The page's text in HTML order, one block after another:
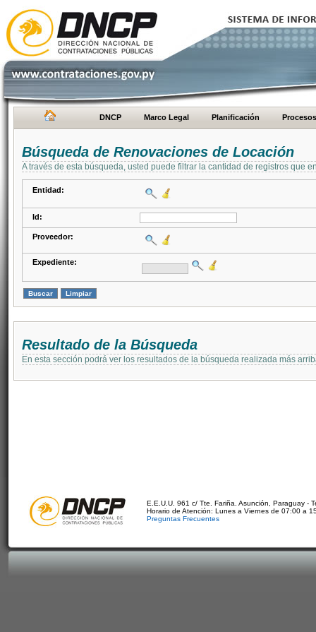
DNCP Marco Legal Planificación Procesos
Búsqueda de Renovaciones de Locación
A través de esta búsqueda, usted puede filtrar la cantidad de registros que
Entidad:
Id:
Proveedor:
Expediente:
Resultado de la Búsqueda
En esta sección podrá ver los resultados de la búsqueda realizada más
E.E.U.U. 961 c/ Tte. Fariña. Asunción, Paraguay -
Horario de Atención: Lunes a Viernes de 07:00 a
Preguntas Frecuentes